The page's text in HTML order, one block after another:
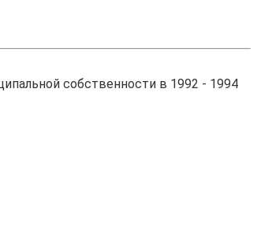
собственности в 1992 - 1994